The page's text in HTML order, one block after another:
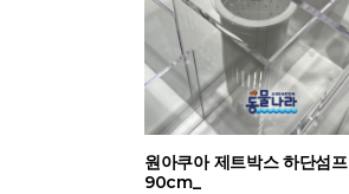
원아쿠아 제트박스 하단섬프
90cm_